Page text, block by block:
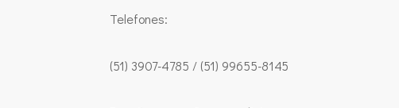
Telefones:
(51) 3907-4785 / (51) 99655-8145